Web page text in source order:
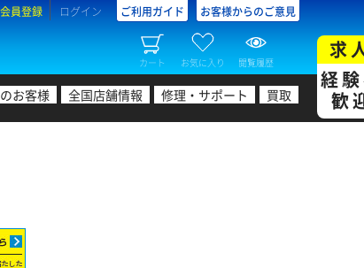
会員登録 ログイン ご利用ガイド お客様からのご意見
カート お気に入り 閲覧履歴
お客様 全国店舗情報 修理・サポート 買取
求
経
歓